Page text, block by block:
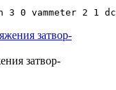
3 0 vammeter 2 1
затвор-